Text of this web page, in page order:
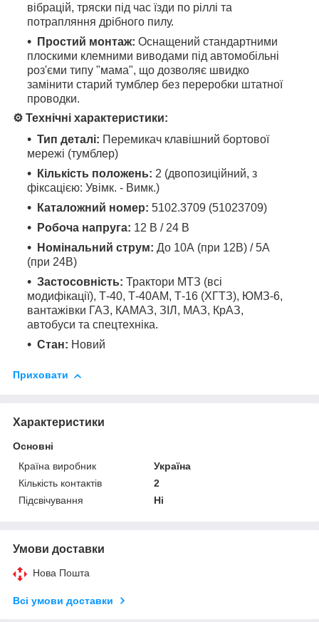
вібрацій, тряски під час їзди по ріллі та
потрапляння дрібного пилу.
Простий монтаж: Оснащений стандартними
плоскими клемними виводами під автомобільні
роз'єми типу "мама", що дозволяє швидко
замінити старий тумблер без переробки штатної
проводки.
⚙️ Технічні характеристики:
Тип деталі: Перемикач клавішний бортової
мережі (тумблер)
Кількість положень: 2 (двопозиційний, з
фіксацією: Увімк. - Вимк.)
Каталожний номер: 5102.3709 (51023709)
Робоча напруга: 12 В / 24 В
Номінальний струм: До 10А (при 12В) / 5А
(при 24В)
Застосовність: Трактори МТЗ (всі
модифікації), Т-40, Т-40АМ, Т-16 (ХГТЗ), ЮМЗ-6,
вантажівки ГАЗ, КАМАЗ, ЗІЛ, МАЗ, КрАЗ,
автобуси та спецтехніка.
Стан: Новий
Приховати
Характеристики
Основні
Країна виробник
Україна
Кількість контактів
2
Підсвічування
Ні
Умови доставки
Нова Пошта
Всі умови доставки